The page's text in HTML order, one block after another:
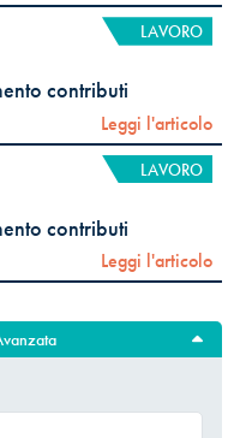
LAVORO
contributi
Leggi l'articolo
LAVORO
contributi
Leggi l'articolo